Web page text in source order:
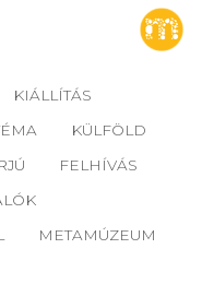
KIÁLLÍTÁS
KÜLFÖLD
FELHÍVÁS
METAMÚZEUM